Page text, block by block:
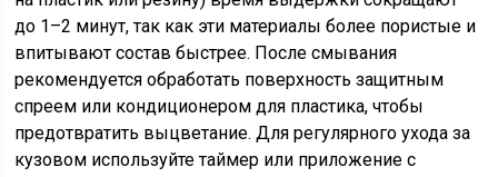
до 1–2 минут, так как эти материалы более пористые и
впитывают состав быстрее. После смывания
рекомендуется обработать поверхность защитным
спреем или кондиционером для пластика, чтобы
предотвратить выцветание. Для регулярного ухода за
кузовом используйте таймер или приложение с